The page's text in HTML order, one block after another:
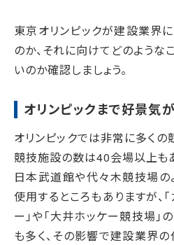
東京オリンピックが建設業界
のか、それに向けてどのような
いのか確認しましょう。
オリンピックまで好景気
オリンピックでは非常に多くの
競技施設の数は40会場以上も
日本武道館や代々木競技場
使用するところもありますが、
ー」や「大井ホッケー競技場」
も多く、その影響で建設業界